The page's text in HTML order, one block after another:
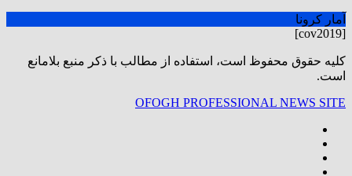
آمار کرونا
[cov2019]
كليه حقوق محفوظ است، استفاده از مطالب با ذكر منبع بلامانع
است.
OFOGH PROFESSIONAL NEWS SITE